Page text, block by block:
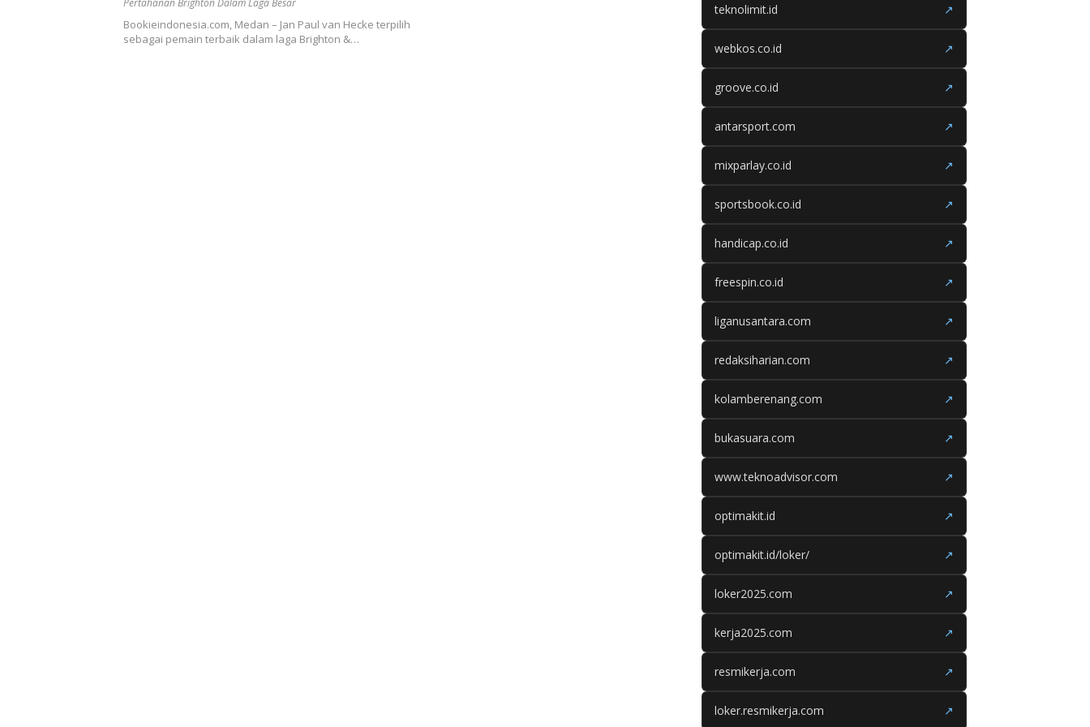
Pertahanan Brighton Dalam Laga Besar
Bookieindonesia.com, Medan – Jan Paul van Hecke terpilih
sebagai pemain terbaik dalam laga Brighton &…
teknolimit.id ↗
webkos.co.id ↗
groove.co.id ↗
antarsport.com ↗
mixparlay.co.id ↗
sportsbook.co.id ↗
handicap.co.id ↗
freespin.co.id ↗
liganusantara.com ↗
redaksiharian.com ↗
kolamberenang.com ↗
bukasuara.com ↗
www.teknoadvisor.com ↗
optimakit.id ↗
optimakit.id/loker/ ↗
loker2025.com ↗
kerja2025.com ↗
resmikerja.com ↗
loker.resmikerja.com ↗